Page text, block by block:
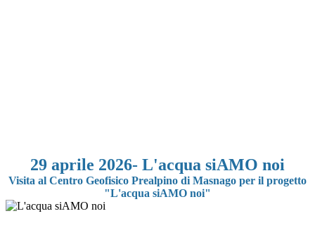
29 aprile 2026- L'acqua siAMO noi
Visita al Centro Geofisico Prealpino di Masnago per il progetto
"L'acqua siAMO noi"